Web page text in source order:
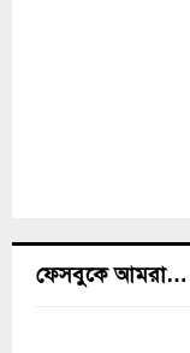
ফেসবুকে আমরা…